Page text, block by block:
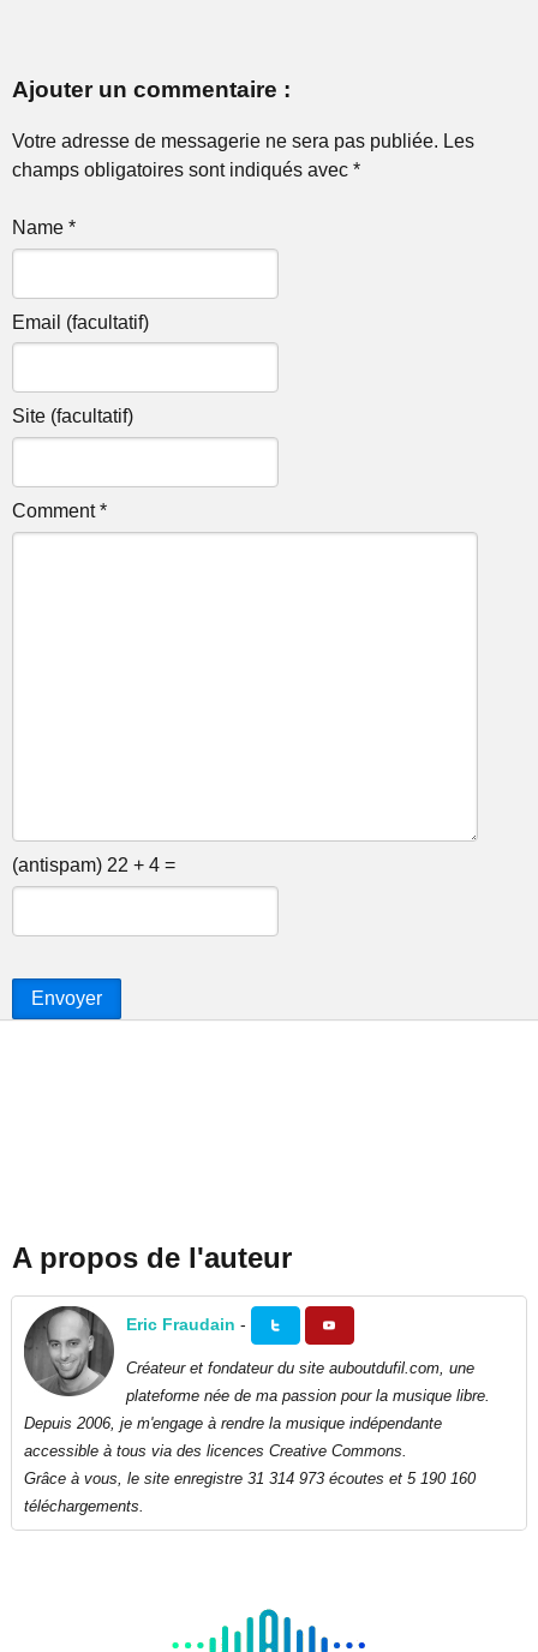
Ajouter un commentaire :
Votre adresse de messagerie ne sera pas publiée. Les
champs obligatoires sont indiqués avec *
Name *
Email (facultatif)
Site (facultatif)
Comment *
(antispam) 22 + 4 =
Envoyer
A propos de l'auteur
Eric Fraudain -
Créateur et fondateur du site auboutdufil.com, une
plateforme née de ma passion pour la musique libre.
Depuis 2006, je m'engage à rendre la musique indépendante
accessible à tous via des licences Creative Commons.
Grâce à vous, le site enregistre 31 314 973 écoutes et 5 190 160
téléchargements.